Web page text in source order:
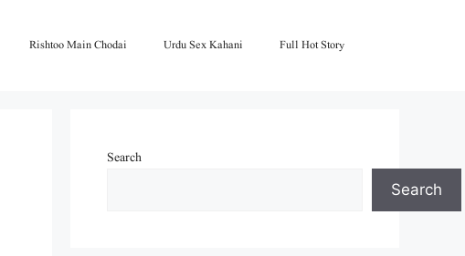
Rishtoo Main Chodai Urdu Sex Kahani Full Hot Story
Search
Search